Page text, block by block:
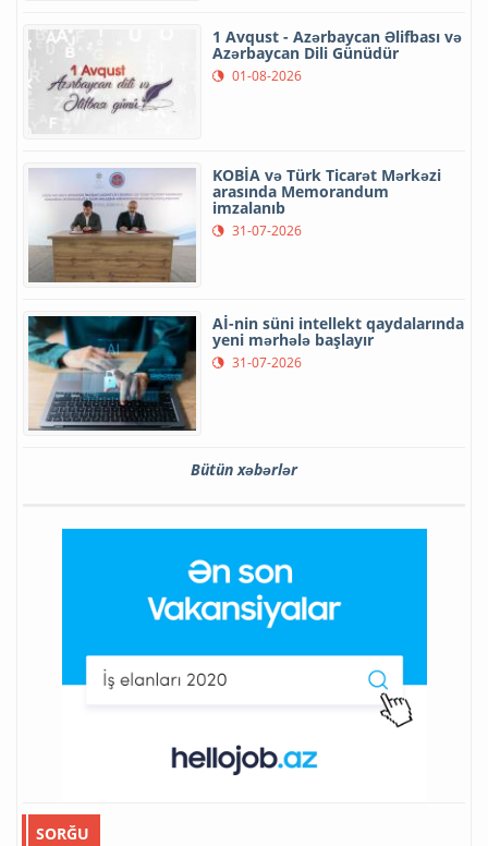
1 Avqust - Azərbaycan Əlifbası və
Azərbaycan Dili Günüdür
01-08-2026
KOBİA və Türk Ticarət Mərkəzi
arasında Memorandum
imzalanıb
31-07-2026
Aİ-nin süni intellekt qaydalarında
yeni mərhələ başlayır
31-07-2026
Bütün xəbərlər
SORĞU